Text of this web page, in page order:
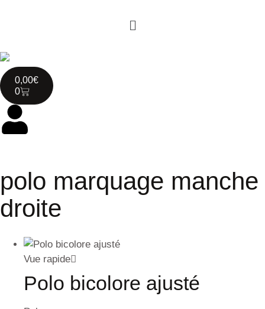
0,00€
0
polo marquage manche
droite
Vue rapide
Polo bicolore ajusté